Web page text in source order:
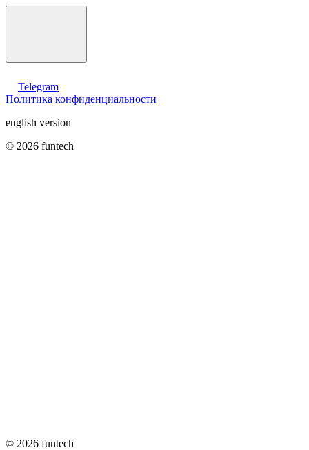
Telegram
Политика конфиденциальности
english version
© 2026 funtech
© 2026 funtech